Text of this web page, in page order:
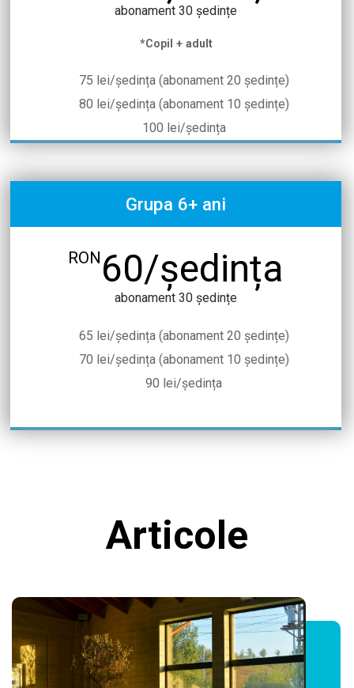
abonament 30 ședințe
*Copil + adult
75 lei/ședința (abonament 20 ședințe)
80 lei/ședința (abonament 10 ședințe)
100 lei/ședința
Grupa 6+ ani
RON 60/ședința
abonament 30 ședințe
65 lei/ședința (abonament 20 ședințe)
70 lei/ședința (abonament 10 ședințe)
90 lei/ședința
Articole